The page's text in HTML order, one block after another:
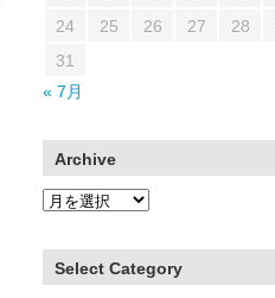
24
25 26 27 28
31
« 7月
Archive
Archive
Select Category